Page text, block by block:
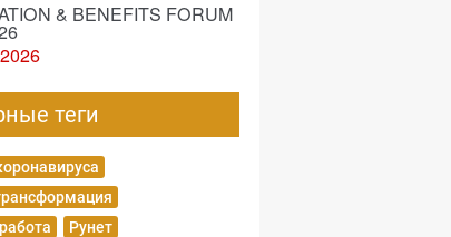
& BENEFITS FORUM
теги
Рунет